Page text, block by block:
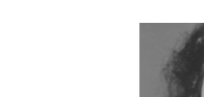
Europa